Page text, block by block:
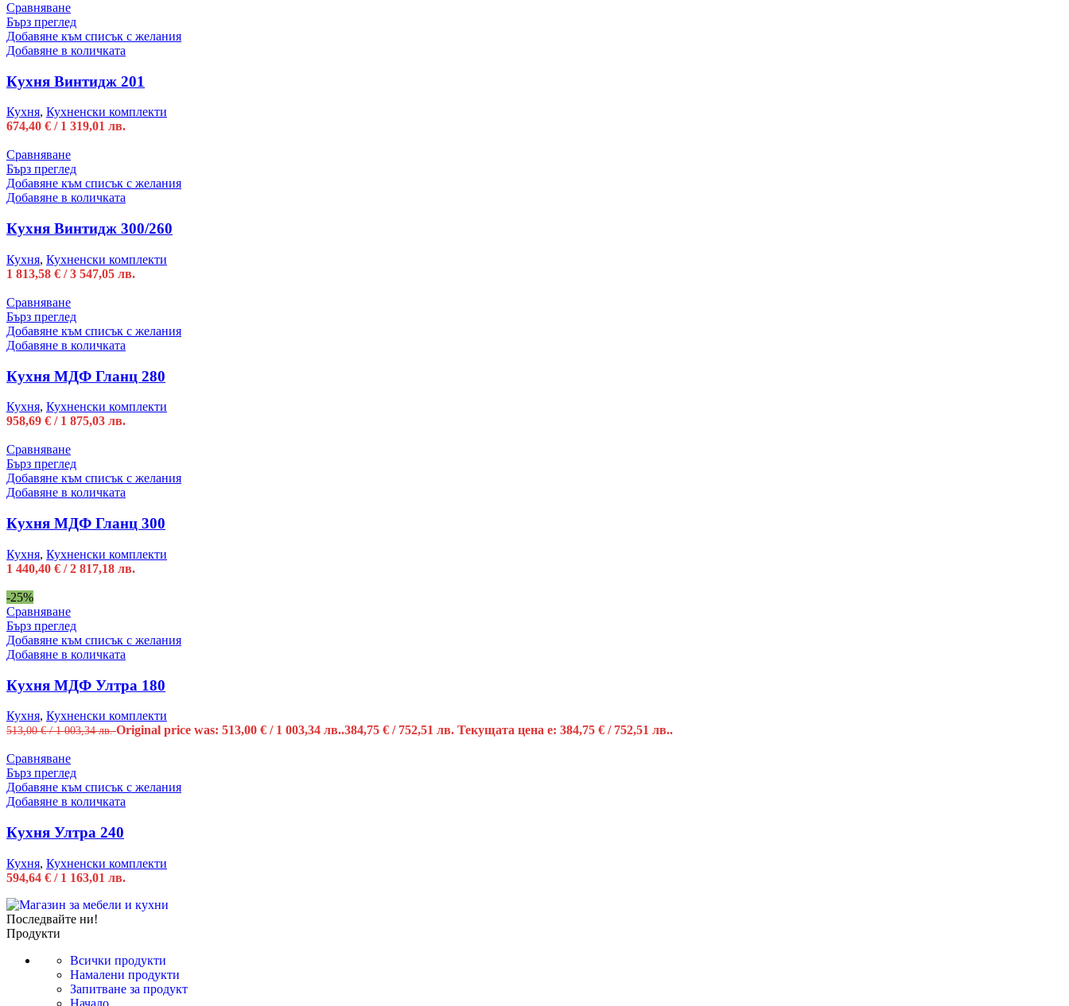
Сравняване
Бърз преглед
Добавяне към списък с желания
Добавяне в количката
Кухня Винтидж 201
Кухня, Кухненски комплекти
674,40 € / 1 319,01 лв.
Сравняване
Бърз преглед
Добавяне към списък с желания
Добавяне в количката
Кухня Винтидж 300/260
Кухня, Кухненски комплекти
1 813,58 € / 3 547,05 лв.
Сравняване
Бърз преглед
Добавяне към списък с желания
Добавяне в количката
Кухня МДФ Гланц 280
Кухня, Кухненски комплекти
958,69 € / 1 875,03 лв.
Сравняване
Бърз преглед
Добавяне към списък с желания
Добавяне в количката
Кухня МДФ Гланц 300
Кухня, Кухненски комплекти
1 440,40 € / 2 817,18 лв.
-25%
Сравняване
Бърз преглед
Добавяне към списък с желания
Добавяне в количката
Кухня МДФ Ултра 180
Кухня, Кухненски комплекти
513,00€/ 1 003,34 лв.Original price was: 513,00 € / 1 003,34 лв..384,75 € / 752,51 лв. Текущата цена е: 384,75 € / 752,51 лв..
Сравняване
Бърз преглед
Добавяне към списък с желания
Добавяне в количката
Кухня Ултра 240
Кухня, Кухненски комплекти
594,64 € / 1 163,01 лв.
Последвайте ни!
Продукти
Всички продукти
Намалени продукти
Запитване за продукт
Начало